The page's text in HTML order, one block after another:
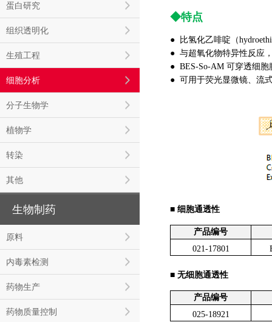
蛋白研究
组织透明化
生殖工程
细胞分析
分子生物学
植物学
转染
其他
生物制药
原料
内毒素检测
药物生产
药物质量控制
◆特点
● 比氢化乙啡啶（
● 与超氧化物特异性反应
● BES-So-AM 可穿透细胞
● 可用于荧光显微镜、流
■ 细胞通透性
产品编号
021-17801
■ 无细胞通透性
产品编号
025-18921